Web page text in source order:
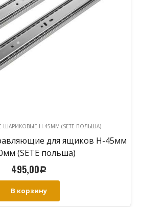
H-45ММ (SETE ПОЛЬША)
для ящиков H-45мм
(SETE польша)
495,00Р
В корзину